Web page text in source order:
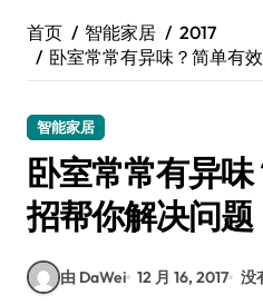
首页 智能家居
2017
卧室常常有异味？简单有
智能家居
卧室常常有异
招帮你解决问题
由 DaWei 12 月 16, 2017 没